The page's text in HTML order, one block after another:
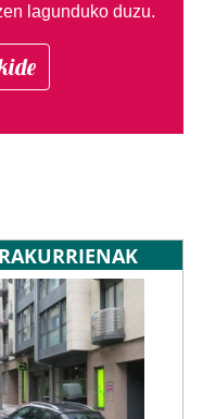
lagunduko duzu.